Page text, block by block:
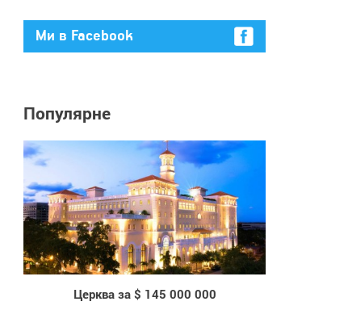
Ми в Facebook
Популярне
989
Церква за $ 145 000 000